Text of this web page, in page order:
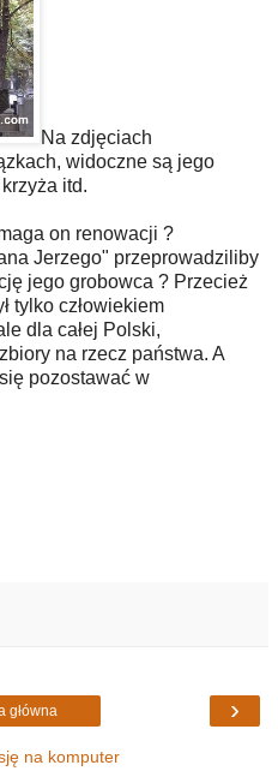
Na zdjęciach
widoczne są jego
itd.
on renowacji ?
Jerzego" przeprowadziliby
jego grobowca ? Przecież
tylko człowiekiem
dla całej Polski,
na rzecz państwa. A
pozostawać w
›
główna
na komputer